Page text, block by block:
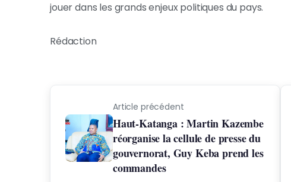
jouer dans les grands enjeux politiques du pays.
Rédaction
Article précédent
Haut-Katanga : Martin Kazembe
réorganise la cellule de presse du
gouvernorat, Guy Keba prend les
commandes